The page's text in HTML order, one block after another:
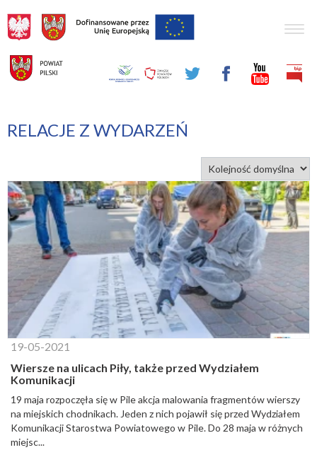
RELACJE Z WYDARZEŃ
19-05-2021
Wiersze na ulicach Piły, także przed Wydziałem
Komunikacji
19 maja rozpoczęła się w Pile akcja malowania fragmentów wierszy
na miejskich chodnikach. Jeden z nich pojawił się przed Wydziałem
Komunikacji Starostwa Powiatowego w Pile. Do 28 maja w różnych
miejsc...